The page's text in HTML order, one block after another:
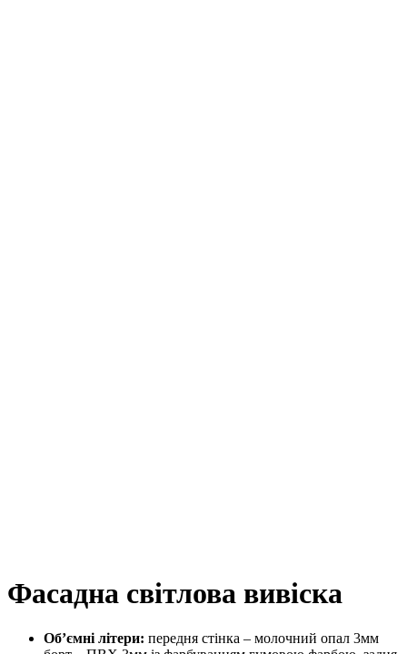
Фасадна світлова вивіска
Об’ємні літери: передня стінка – молочний опал 3мм